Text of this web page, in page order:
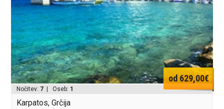
od 629,00€
Nočitev: 7 | Oseb: 1
Karpatos, Grčija